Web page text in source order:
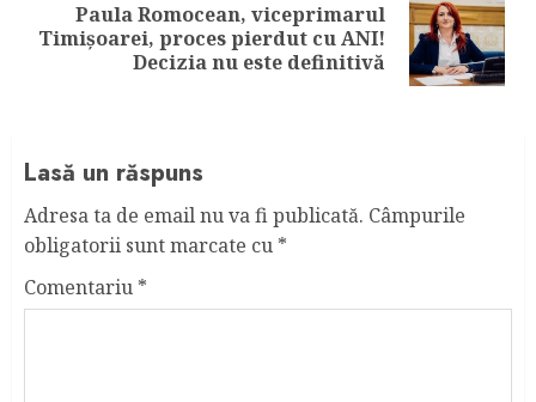
Next
Paula Romocean, viceprimarul
Timişoarei, proces pierdut cu ANI!
Decizia nu este definitivă
Lasă un răspuns
Adresa ta de email nu va fi publicată. Câmpurile
obligatorii sunt marcate cu *
Comentariu *